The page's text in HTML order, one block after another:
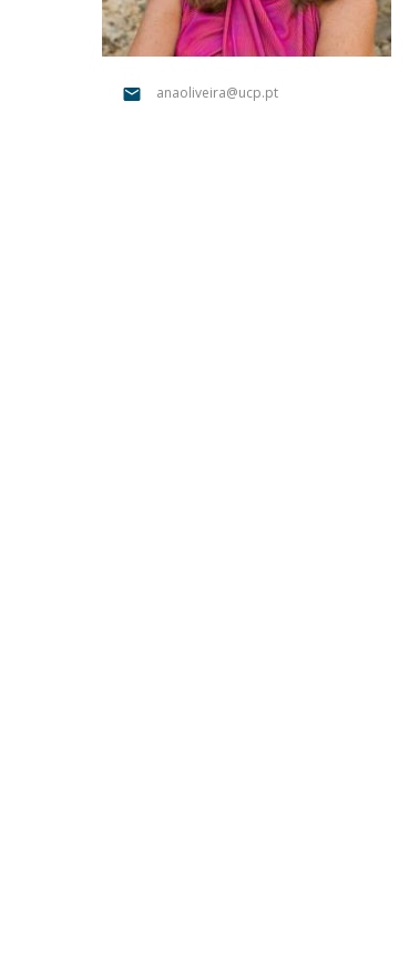
Portuguesa
Católica Research Centre for
Social Wellbeing
anaoliveira@ucp.pt